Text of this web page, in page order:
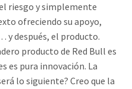
riesgo y simplemente
ofreciendo su apoyo,
después, el producto.
producto de Red Bull es
es pura innovación. La
lo siguiente? Creo que la